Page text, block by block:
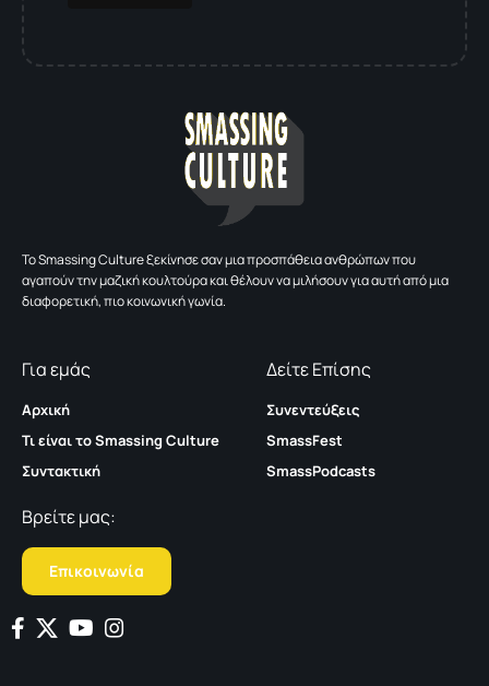
To Smassing Culture ξεκίνησε σαν μια προσπάθεια ανθρώπων που
αγαπούν την μαζική κουλτούρα και θέλουν να μιλήσουν για αυτή από μια
διαφορετική, πιο κοινωνική γωνία.
Για εμάς
Αρχική
Τι είναι το Smassing Culture
Συντακτική
Δείτε Επίσης
Συνεντεύξεις
SmassFest
SmassPodcasts
Βρείτε μας:
Επικοινωνία